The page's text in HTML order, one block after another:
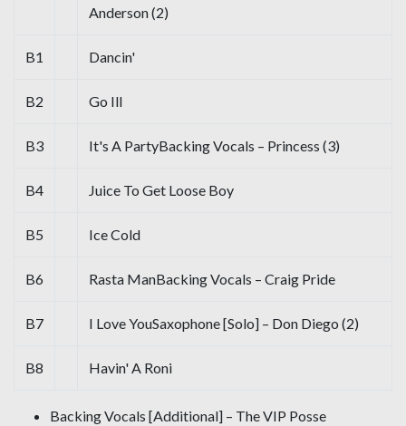
Anderson (2)
B1 Dancin'
B2 Go Ill
B3 It's A PartyBacking Vocals – Princess (3)
B4 Juice To Get Loose Boy
B5 Ice Cold
B6 Rasta ManBacking Vocals – Craig Pride
B7 I Love YouSaxophone [Solo] – Don Diego (2)
B8 Havin' A Roni
Backing Vocals [Additional] – The VIP Posse